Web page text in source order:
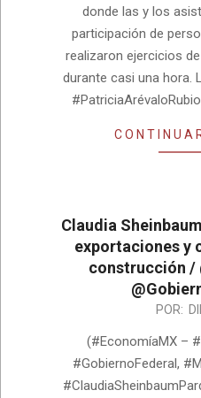
donde las y los
participación de
realizaron ejercicios
durante casi una hora.
Claudia
exportaciones y
construcción /
POR:
(#EconomíaMX –
#GobiernoFederal,